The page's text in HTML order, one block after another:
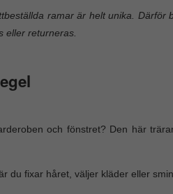
ramar är helt unika. Därför
eller returneras.
och fönstret? Den här
du fixar håret, väljer kläder eller